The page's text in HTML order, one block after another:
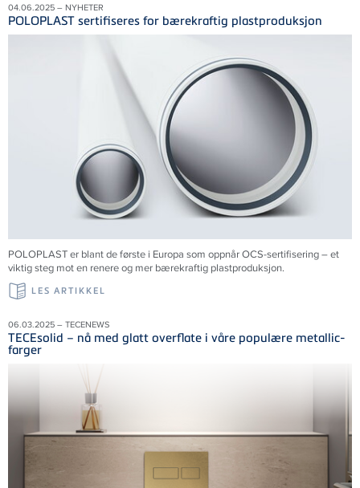
04.06.2025 – NYHETER
POLOPLAST sertifiseres for bærekraftig plastproduksjon
POLOPLAST er blant de første i Europa som oppnår OCS-sertifisering – et
viktig steg mot en renere og mer bærekraftig plastproduksjon.
LES ARTIKKEL
06.03.2025 – TECENEWS
TECEsolid – nå med glatt overflate i våre populære metallic-
farger